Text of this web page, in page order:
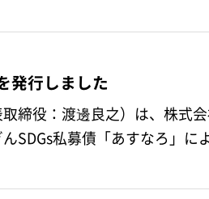
発行しました
締役：渡邊良之）は、株式
SDGs私募債「あすなろ」に